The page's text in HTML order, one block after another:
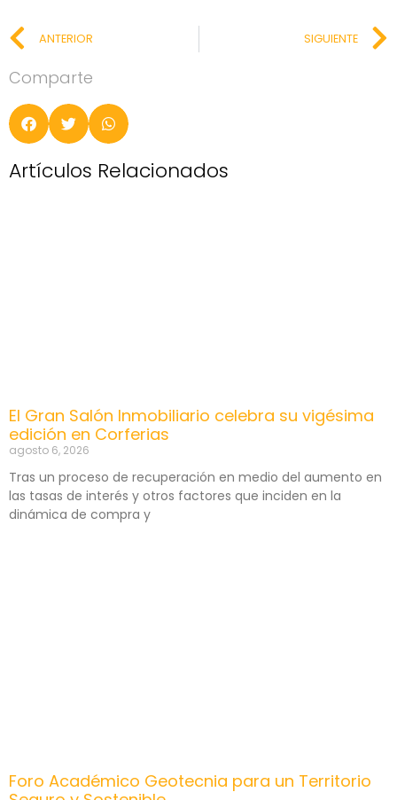
ANTERIOR SIGUIENTE
Comparte
Artículos Relacionados
El Gran Salón Inmobiliario celebra su vigésima
edición en Corferias
agosto 6, 2026
Tras un proceso de recuperación en medio del aumento en
las tasas de interés y otros factores que inciden en la
dinámica de compra y
Foro Académico Geotecnia para un Territorio